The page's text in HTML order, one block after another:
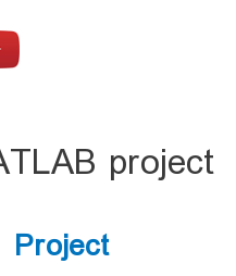
project
Project